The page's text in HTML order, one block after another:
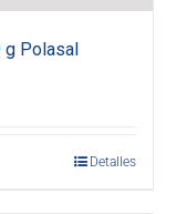
g Polasal
Detalles